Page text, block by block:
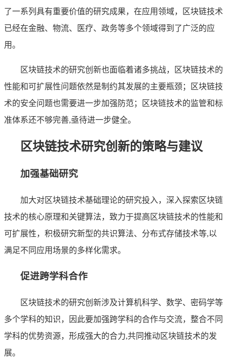
了一系列具有重要价值的研究成果，在应用领域，区块链技术
已经在金融、物流、医疗、政务等多个领域得到了广泛的应
用。
区块链技术的研究创新也面临着诸多挑战，区块链技术的
性能和可扩展性问题依然是制约其发展的主要瓶颈；区块链技
术的安全问题也需要进一步加强防范；区块链技术的监管和标
准体系还不够完善,亟待进一步健全。
区块链技术研究创新的策略与建议
加强基础研究
加大对区块链技术基础理论的研究投入，深入探索区块链
技术的核心原理和关键算法，致力于提高区块链技术的性能和
可扩展性，积极研究新型的共识算法、分布式存储技术等,以
满足不同应用场景的多样化需求。
促进跨学科合作
区块链技术的研究创新涉及计算机科学、数学、密码学等
多个学科的知识，因此要加强跨学科的合作与交流，整合不同
学科的优势资源，形成强大的合力,共同推动区块链技术的发
展。